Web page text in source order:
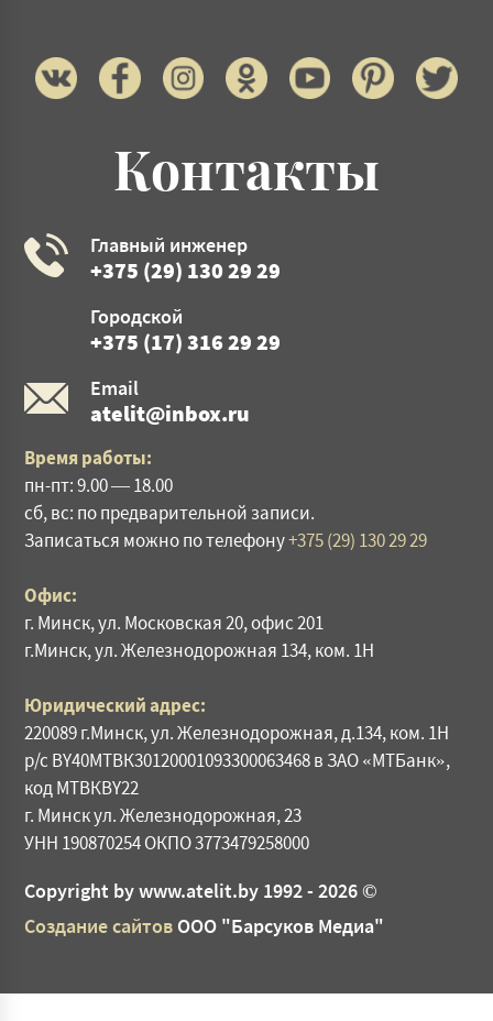
Контакты
Главный инженер
+375 (29) 130 29 29
Городской
+375 (17) 316 29 29
Email
atelit@inbox.ru
Время работы:
пн-пт: 9.00 — 18.00
сб, вс: по предварительной записи.
Записаться можно по телефону+375 (29) 130 29 29
Офис:
г. Минск, ул. Московская 20, офис 201
г.Минск, ул. Железнодорожная 134, ком. 1Н
Юридический адрес:
220089 г.Минск, ул. Железнодорожная, д.134, ком. 1Н
р/с BY40МТВК30120001093300063468 в ЗАО «МТБанк»,
код МТВКВY22
г. Минск ул. Железнодорожная, 23
УНН 190870254 ОКПО 3773479258000
Copyright by www.atelit.by 1992 -2026 ©
Создание сайтов ООО "Барсуков Медиа"